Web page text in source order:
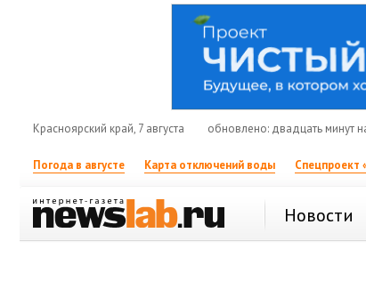
Красноярский край, 7 августа обновлено: двадцать минут
Погода в августе Карта отключений воды Спецпроект
Новости